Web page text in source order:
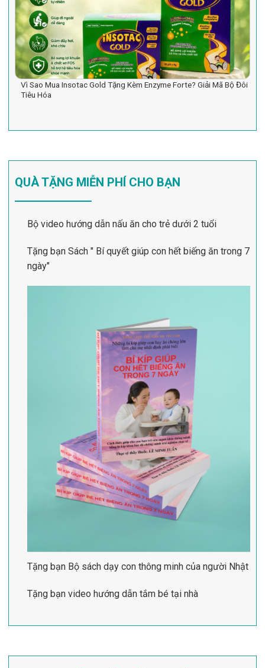
Vì Sao Mua Insotac Gold Tặng Kèm Enzyme Forte? Giải Mã Bộ Đôi
Tiêu Hóa
QUÀ TẶNG MIỄN PHÍ CHO BẠN
Bộ video hướng dẫn nấu ăn cho trẻ dưới 2 tuổi
Tặng bạn Sách " Bí quyết giúp con hết biếng ăn trong 7
ngày"
Tặng bạn Bộ sách dạy con thông minh của người Nhật
Tặng bạn video hướng dẫn tắm bé tại nhà